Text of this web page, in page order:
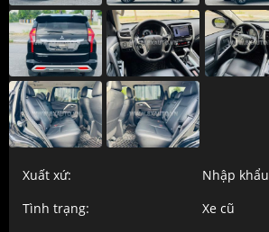
Xuất xứ:
Nhập khẩu
Tình trạng:
Xe cũ